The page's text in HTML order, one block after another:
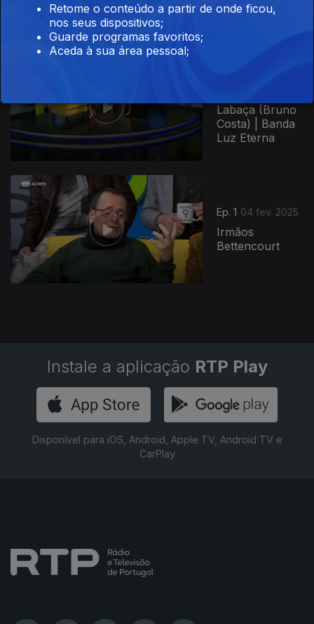
Michelle Pereira
Labaça (Bruno
Costa) | Banda
Luz Eterna
Ep. 1 04 fev. 2025
Irmãos
Bettencourt
Instale a aplicação RTP Play
Disponível para iOS, Android, Apple TV, Android TV e
CarPlay
Retome o conteúdo a partir de onde ficou,
nos seus dispositivos;
Guarde programas favoritos;
Aceda à sua área pessoal;